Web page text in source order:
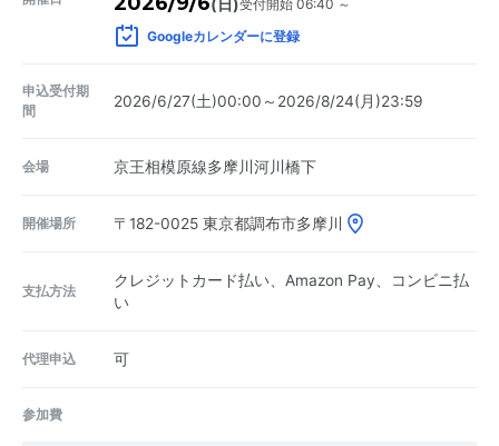
(日)受付開始 06:40 ～
Googleカレンダーに登録
申込受付期
間
2026/6/27(土)00:00～2026/8/24(月)23:59
会場 京王相模原線多摩川河川橋下
開催場所 〒182-0025 東京都調布市多摩川
支払方法
クレジットカード払い、Amazon Pay、コンビニ払
い
代理申込 可
参加費